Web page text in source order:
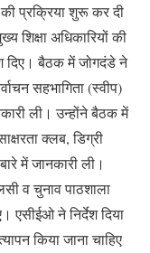
प्रक्रिया शुरू कर दी
शिक्षा अधिकारियों की
दिए। बैठक में जोगदंडे ने
सहभागिता (स्वीप)
ली। उन्होंने बैठक में
क्लब, डिग्री
में जानकारी ली।
व चुनाव पाठशाला
एसीईओ ने निर्देश दिया
किया जाना चाहिए